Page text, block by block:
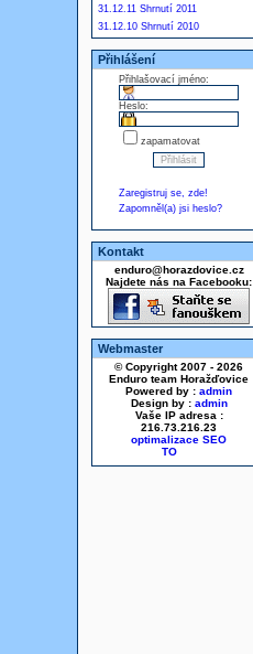
31.12.11 Shrnutí 2011
31.12.10 Shrnutí 2010
Přihlášení
Přihlašovací jméno:
Heslo:
zapamatovat
Zaregistruj se, zde!
Zapomněl(a) jsi heslo?
Kontakt
enduro@horazdovice.cz
Najdete nás na Facebooku:
Webmaster
© Copyright 2007 - 2026
Enduro team Horažďovice
Powered by : admin
Design by : admin
Vaše IP adresa :
216.73.216.23
optimalizace SEO